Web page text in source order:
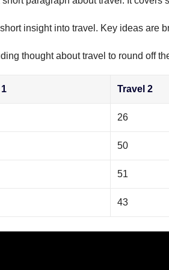
insight into travel. Key ideas are
thought about travel to round off
Travel 2
26
50
51
43